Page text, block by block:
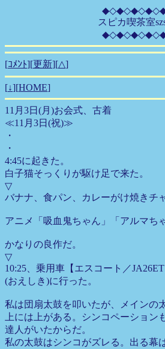
スピカ喫茶室
[ｺﾒﾝﾄ][更新][△]
[↓][HOME]
11月3日(月)お会式、古着
≪11月3日(祝)≫
・
・
4:45に起きた。
白子猫そっくりが駆け足で来た。
▽
バナナ、食パン、カレーがけ焼きチ
アニメ「吸血鬼ちゃん」「アルマち
かなりの良作だ。
▽
10:25、乗用車【エスコート／
(おえしき)に行った。
私は団扇太鼓を叩いたが、メインの
上には上がある。シンコペーション
達人がいたからだ。
私の太鼓はシンコがズレる。出る幕